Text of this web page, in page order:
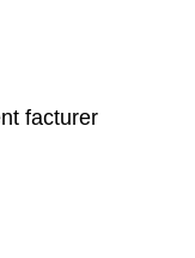
facturer